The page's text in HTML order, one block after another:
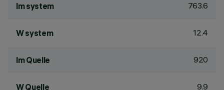
lm system 763.6
W system 12.4
lm Quelle 920
W Quelle 9.9